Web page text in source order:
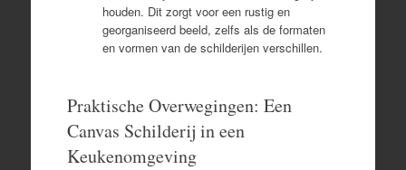
houden. Dit zorgt voor een rustig en
georganiseerd beeld, zelfs als de formaten
en vormen van de schilderijen verschillen.
Praktische Overwegingen: Een
Canvas Schilderij in een
Keukenomgeving